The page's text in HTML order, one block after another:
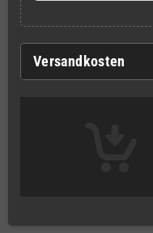
Versandkosten